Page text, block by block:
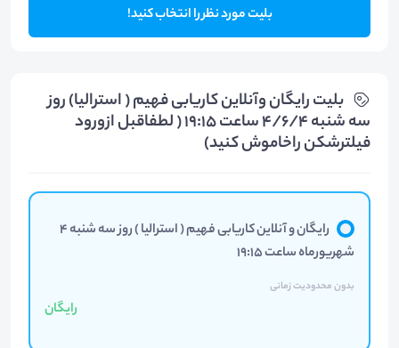
بلیت مورد نظر را انتخاب کنید!
بلیت‌ رایگان وآنلاین کاریابی فهیم ( استرالیا) روز
سه شنبه 4/6/4 ساعت 19:15 ( لطفاقبل ازورود
فیلترشکن راخاموش کنید)
رایگان و آنلاین کاریابی فهیم ( استرالیا ) روز سه شنبه 4
شهریورماه ساعت 19:15
بدون محدودیت زمانی
رایگان